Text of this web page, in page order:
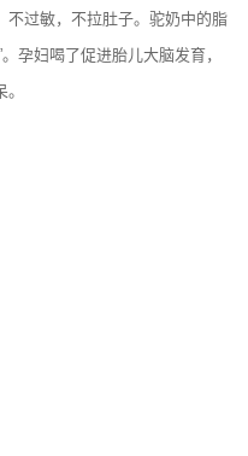
不过敏，不拉肚子。驼奶中的脂
孕妇喝了促进胎儿大脑发育，